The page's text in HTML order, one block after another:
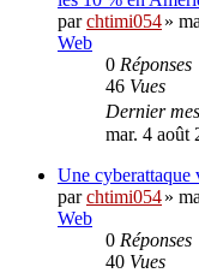
parchtimi054»
Web
0 Réponses
46 Vues
Dernier
mar. 4 août
Une cyberattaque
parchtimi054»
Web
0 Réponses
40 Vues